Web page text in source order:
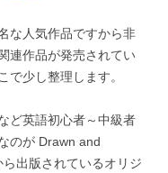
な人気作品ですから非
連作品が発売されてい
で少し整理します。
ど英語初心者～中級者
のが Drawn and
出版されているオリジ